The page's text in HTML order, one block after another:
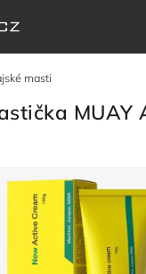
masti
MUAY